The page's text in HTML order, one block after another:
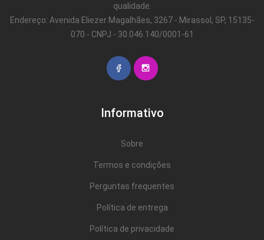
qualidade.
Endereço: Avenida Eliezer Magalhães, 3267 - Mirassol, SP, 15135-
070 - CNPJ - 30.046.140/0001-61
Informativo
Sobre
Termos e condições
Perguntas frequentes
Política de entrega
Política de privacidade